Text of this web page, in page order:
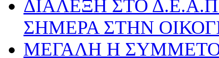
ΔΙΑΛΕΞΗ ΣΤΟ
ΣΗΜΕΡΑ ΣΤΗΝ
ΜΕΓΑΛΗ Η